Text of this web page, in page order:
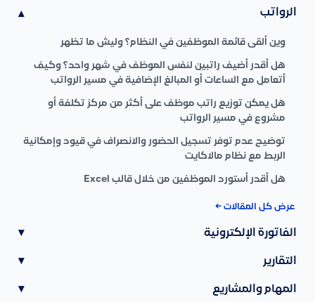
الرواتب ▾
وين ألقى قائمة الموظفين في النظام؟ وليش ما تظهر
هل أقدر أضيف راتبين لنفس الموظف في شهر واحد؟ وكيف
أتعامل مع الساعات أو المبالغ الإضافية في مسير الرواتب
هل يمكن توزيع راتب موظف على أكثر من مركز تكلفة أو
مشروع في مسير الرواتب
توضيح عدم توفر تسجيل الحضور والانصراف في قيود وإمكانية
الربط مع نظام مالاكايت
هل أقدر أستورد الموظفين من خلال قالب Excel
عرض كل المقالات ←
الفاتورة الإلكترونية ▾
التقارير ▾
المهام والمشاريع ▾